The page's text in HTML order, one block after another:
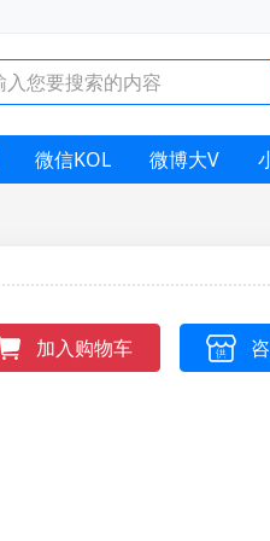
微信KOL 微博大V
加入购物车